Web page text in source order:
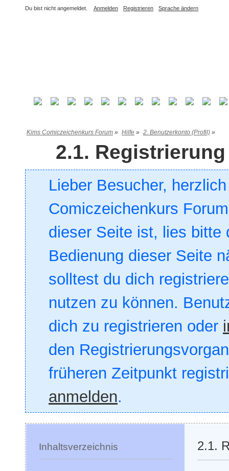
Du bist nicht angemeldet. Anmelden Registrieren Sprache ändern
Kims Comiczeichenkurs Forum » Hilfe » 2. Benutzerkonto (Profil) »
2.1.
Lieber Besucher,
Comiczeichenkurs
dieser Seite ist, lies bitte
Bedienung dieser Seite
solltest du dich
nutzen zu können.
dich zu registrieren oder
den
früheren Zeitpunkt
anmelden.
Inhaltsverzeichnis 2.1.